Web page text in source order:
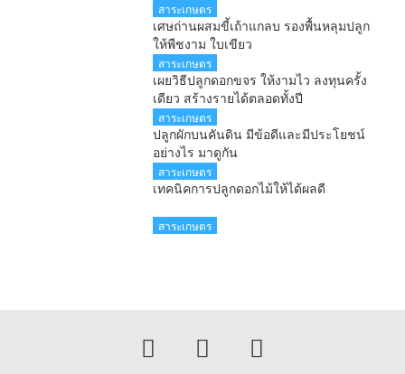
สาระเกษตร
เศษถ่านผสมขี้เถ้าแกลบ รองพื้นหลุมปลูก
ให้พืชงาม ใบเขียว
สาระเกษตร
เผยวิธีปลูกดอกขจร ให้งามไว ลงทุนครั้ง
เดียว สร้างรายได้ตลอดทั้งปี
สาระเกษตร
ปลูกผักบนคันดิน มีข้อดีและมีประโยชน์
อย่างไร มาดูกัน
สาระเกษตร
เทคนิคการปลูกดอกไม้ให้ได้ผลดี
สาระเกษตร